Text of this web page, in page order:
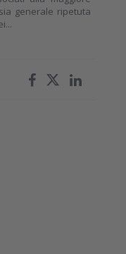
generale ripetuta